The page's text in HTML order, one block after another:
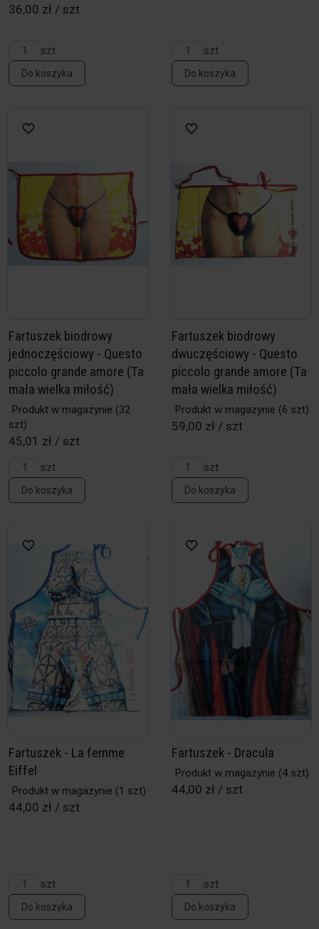
36,00 zł / szt
szt
Do koszyka
szt
Do koszyka
Fartuszek biodrowy
jednoczęściowy - Questo
piccolo grande amore (Ta
mała wielka miłość)
Produkt w magazynie (32
szt)
45,01 zł / szt
szt
Do koszyka
Fartuszek biodrowy
dwuczęściowy - Questo
piccolo grande amore (Ta
mała wielka miłość)
Produkt w magazynie (6 szt)
59,00 zł / szt
szt
Do koszyka
Fartuszek - La femme
Eiffel
Produkt w magazynie (1 szt)
44,00 zł / szt
szt
Do koszyka
Fartuszek - Dracula
Produkt w magazynie (4 szt)
44,00 zł / szt
szt
Do koszyka